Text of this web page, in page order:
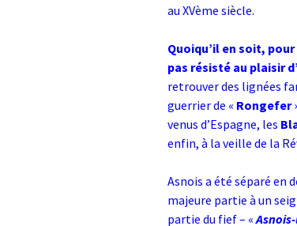
au XVème siècle.
Quoiqu’il en soit,
pas résisté au plaisir
retrouver des lignées
guerrier de « Rongefer
venus d’Espagne, les
enfin, à la veille de la
Asnois a été séparé en
majeure partie à un
partie du fief – «